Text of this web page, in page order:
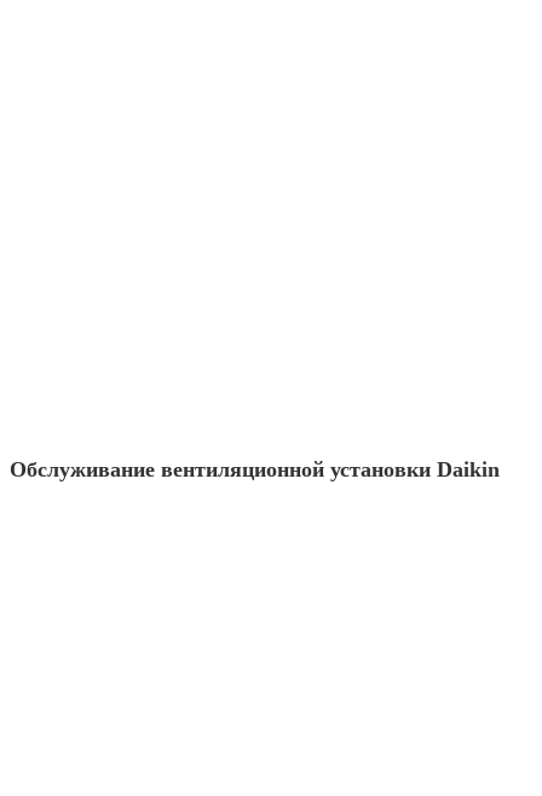
Обслуживание вентиляционной установки Daikin